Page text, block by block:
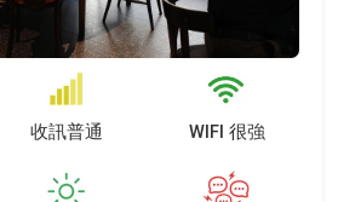
收訊普通 WIFI 很強